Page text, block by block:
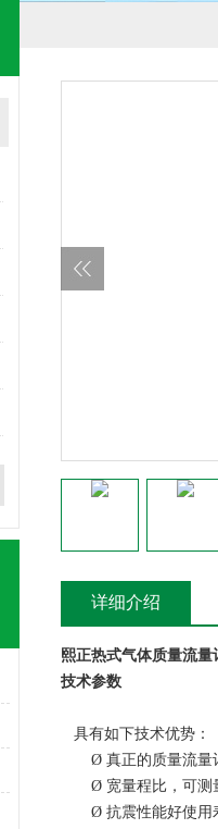
详细介绍
熙正热式气体质量流
技术参数
具有如下技术优势：
Ø 真正的质量流量
Ø 宽量程比，可测
Ø 抗震性能好使用